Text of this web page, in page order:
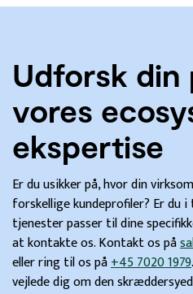
Udforsk din
vores
ekspertise
Er du usikker på, hvor din
forskellige kundeprofiler? Er du
tjenester passer til dine
at kontakte os. Kontakt os på
eller ring til os på+45 7020 1979
vejlede dig om den